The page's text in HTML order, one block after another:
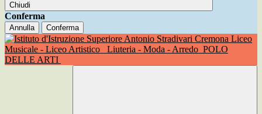
Chiudi
Conferma
Annulla Conferma
Liceo
Musicale - Liceo Artistico
Liuteria - Moda - Arredo POLO
DELLE ARTI